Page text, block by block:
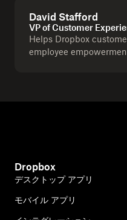
David Stafford
VP of Customer
Helps Dropbox
employee
Dropbox
デスクトップ アプリ
モバイル アプリ